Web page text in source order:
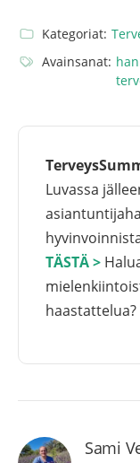
Kategoriat:
Avainsanat:
Luvassa
TÄSTÄ >
haastattelua?
Sami